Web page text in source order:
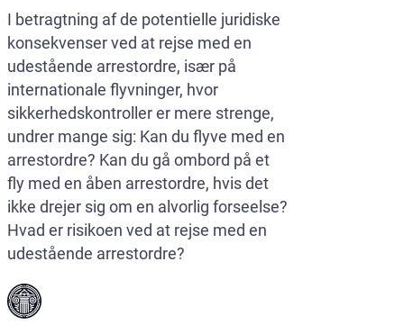
I betragtning af de potentielle juridiske
konsekvenser ved at rejse med en
udestående arrestordre, især på
internationale flyvninger, hvor
sikkerhedskontroller er mere strenge,
undrer mange sig: Kan du flyve med en
arrestordre? Kan du gå ombord på et
fly med en åben arrestordre, hvis det
ikke drejer sig om en alvorlig forseelse?
Hvad er risikoen ved at rejse med en
udestående arrestordre?